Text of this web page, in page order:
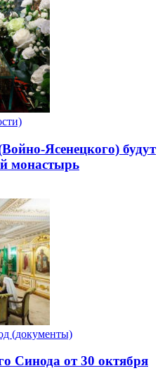
Ясенецкого) будут
монастырь
(документы)
от 30 октября